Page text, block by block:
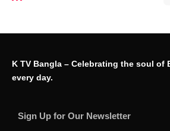
K TV Bangla – Celebrating the soul of
every day.
Sign Up for Our Newsletter